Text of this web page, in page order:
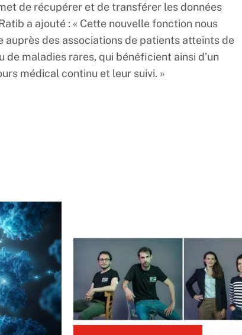
de récupérer et de transférer les données
a ajouté : « Cette nouvelle fonction nous
auprès des associations de patients atteints de
de maladies rares, qui bénéficient ainsi d’un
médical continu et leur suivi. »